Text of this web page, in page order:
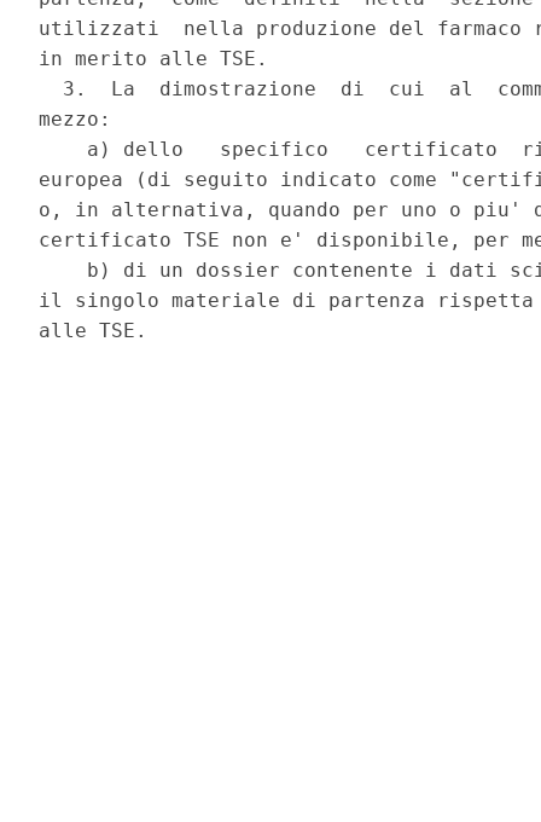
utilizzati  nella produzione del
in merito alle TSE.
3.  La  dimostrazione  di  cui  al
mezzo:
a) dello   specifico   certificato
europea (di seguito indicato come
o, in alternativa, quando per uno o
certificato TSE non e' disponibile, per
b) di un dossier contenente i dati
il singolo materiale di partenza